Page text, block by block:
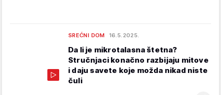
SREĆNI DOM 16.5.2025.
Da li je mikrotalasna štetna?
Stručnjaci konačno razbijaju mitove
i daju savete koje možda nikad niste
čuli